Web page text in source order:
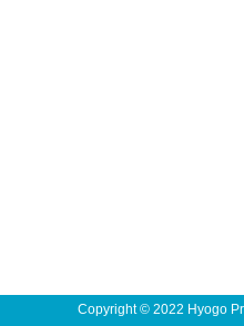
Copyright © 2022 Hyogo